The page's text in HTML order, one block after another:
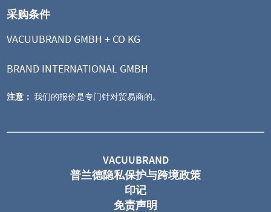
采购条件
VACUUBRAND GMBH + CO KG
BRAND INTERNATIONAL GMBH
注意： 我们的报价是专门针对贸易商的。
VACUUBRAND
普兰德隐私保护与跨境政策
印记
免责声明